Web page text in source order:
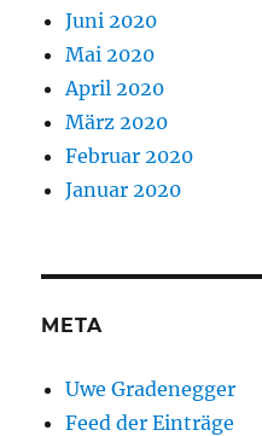
Juni 2020
Mai 2020
April 2020
März 2020
Februar 2020
Januar 2020
META
Uwe Gradenegger
Feed der Einträge